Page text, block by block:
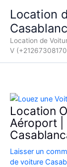
contenu
Location
Location de
V
Location
Aéroport |
Laisser un
de voiture